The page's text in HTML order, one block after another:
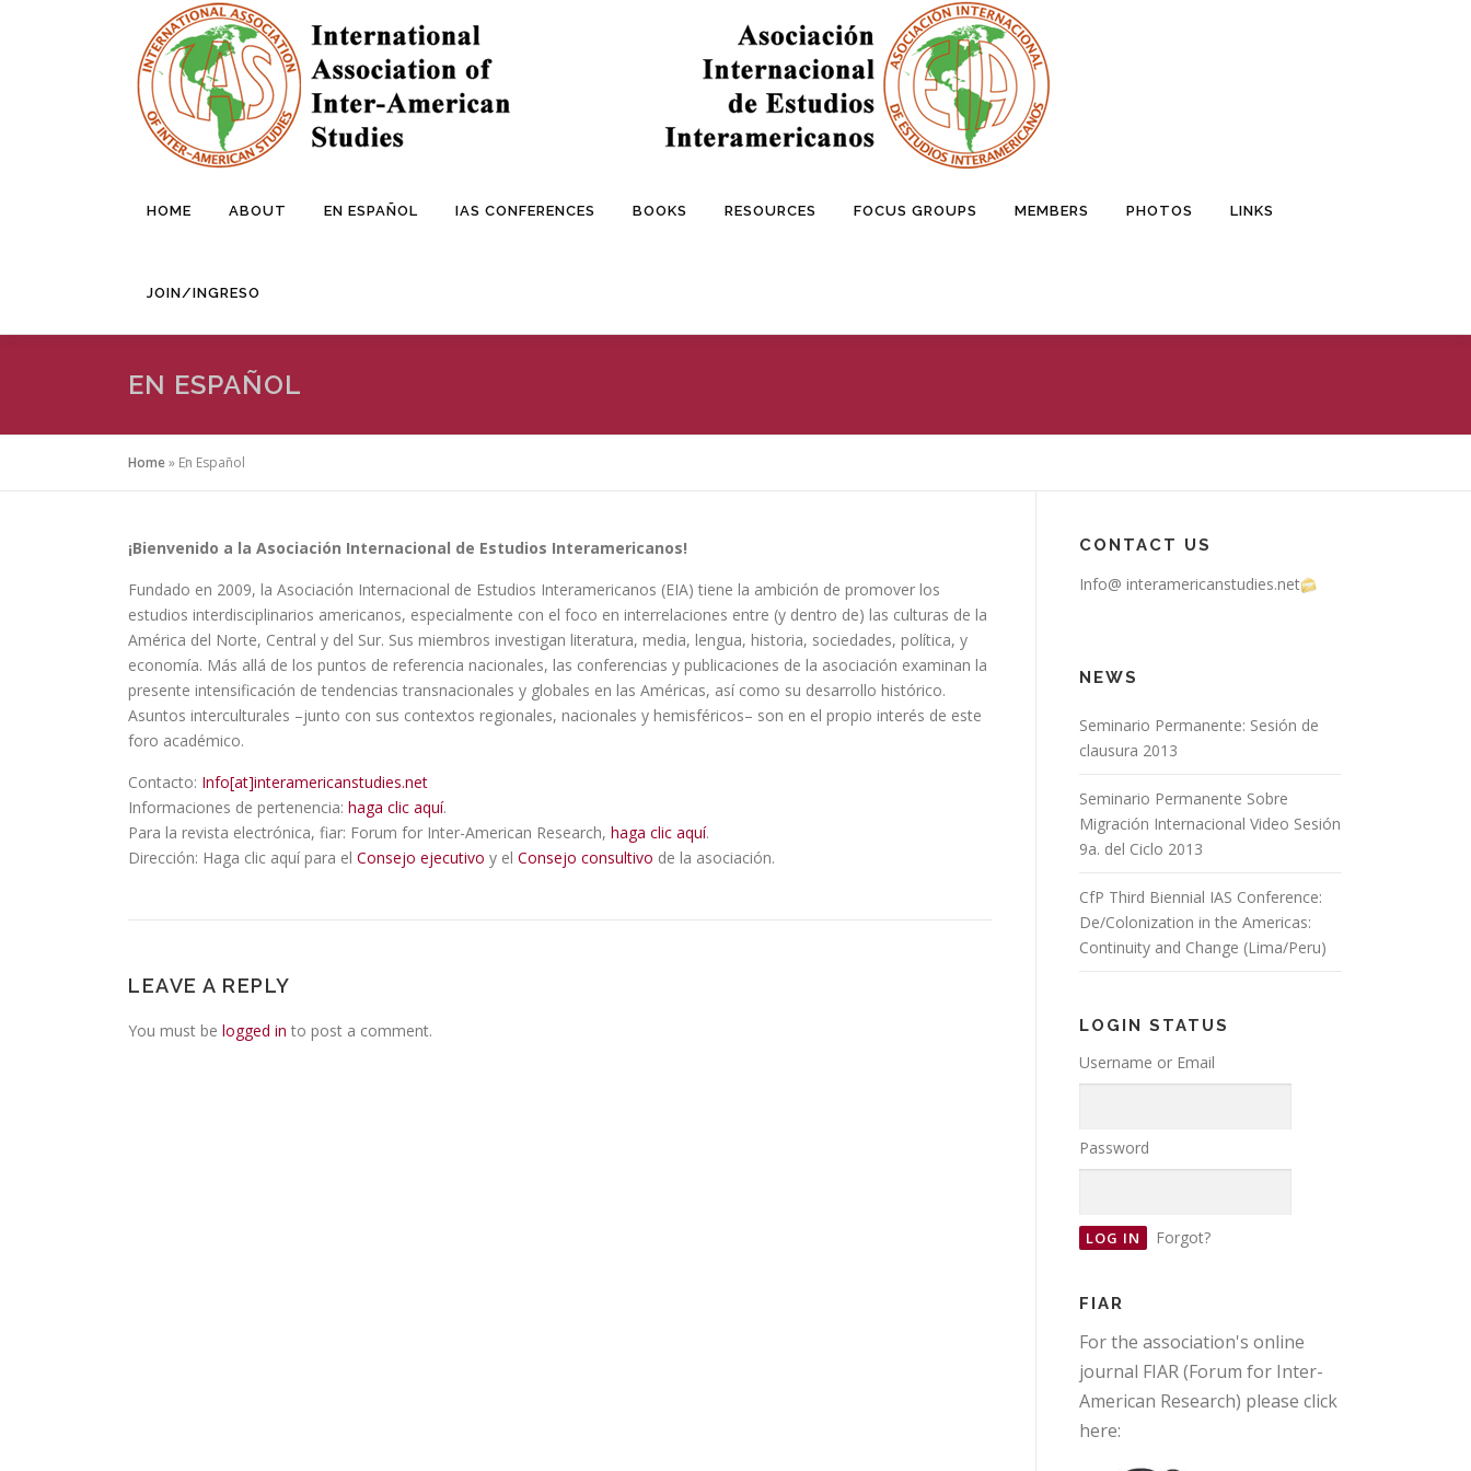
HOME ABOUT EN ESPAÑOL IAS CONFERENCES BOOKS RESOURCES FOCUS GROUPS MEMBERS PHOTOS LINKS
JOIN/INGRESO
EN ESPAÑOL
Home» En Español
¡Bienvenido a la Asociación Internacional de Estudios Interamericanos!
Fundado en 2009, la Asociación Internacional de Estudios Interamericanos (EIA) tiene la ambición de promover los
estudios interdisciplinarios americanos, especialmente con el foco en interrelaciones entre (y dentro de) las culturas de la
América del Norte, Central y del Sur. Sus miembros investigan literatura, media, lengua, historia, sociedades, política, y
economía. Más allá de los puntos de referencia nacionales, las conferencias y publicaciones de la asociación examinan la
presente intensificación de tendencias transnacionales y globales en las Américas, así como su desarrollo histórico.
Asuntos interculturales –junto con sus contextos regionales, nacionales y hemisféricos– son en el propio interés de este
foro académico.
Contacto: Info[at]interamericanstudies.net
Informaciones de pertenencia: haga clic aquí.
Para la revista electrónica, fiar: Forum for Inter-American Research, haga clic aquí.
Dirección: Haga clic aquí para el Consejo ejecutivo y el Consejo consultivo de la asociación.
LEAVE A REPLY
You must be logged in to post a comment.
CONTACT US
Info@ interamericanstudies.net
NEWS
Seminario Permanente: Sesión de
clausura 2013
Seminario Permanente Sobre
Migración Internacional Video Sesión
9a. del Ciclo 2013
CfP Third Biennial IAS Conference:
De/Colonization in the Americas:
Continuity and Change (Lima/Peru)
LOGIN STATUS
Username or Email
Password
Forgot?
FIAR
For the association's online
journal FIAR (Forum for Inter-
American Research) please click
here: